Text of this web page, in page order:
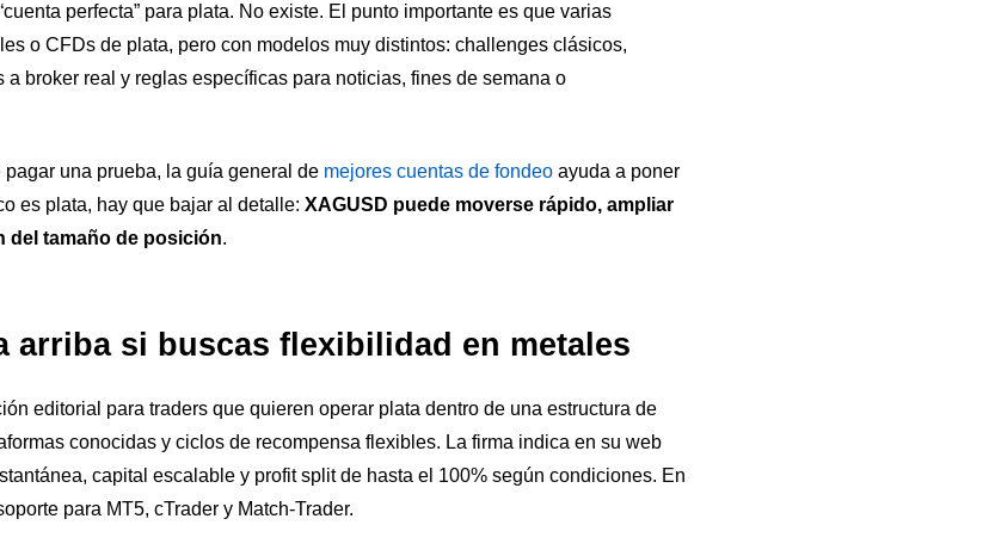
perfecta” para plata. No existe. El punto importante es que varias
o CFDs de plata, pero con modelos muy distintos: challenges clásicos,
broker real y reglas específicas para noticias, fines de semana o
una prueba, la guía general de mejores cuentas de fondeo ayuda a poner
es plata, hay que bajar al detalle: XAGUSD puede moverse rápido, ampliar
del tamaño de posición.
arriba si buscas flexibilidad en metales
editorial para traders que quieren operar plata dentro de una estructura de
conocidas y ciclos de recompensa flexibles. La firma indica en su web
capital escalable y profit split de hasta el 100% según condiciones. En
para MT5, cTrader y Match-Trader.